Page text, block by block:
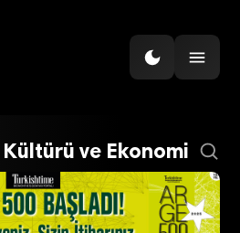
ve Ekonomi